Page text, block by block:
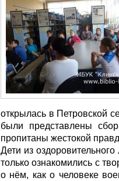
открылась в Петровской
были представлены
пропитаны жестокой
Дети из
только ознакомились с
о нём, как о человеке